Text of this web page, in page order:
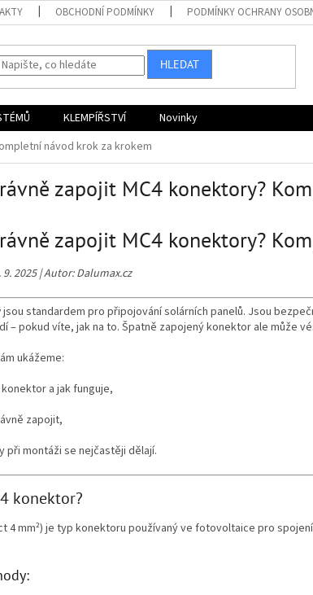
OBCHODNÍ PODMÍNKY PODMÍNKY OCHRANY
HLEDAT
KLEMPÍŘSTVÍ
Novinky
návod krok za krokem
zapojit MC4 konektory?
zapojit MC4 konektory?
2025 | Autor: Dalumax.cz
jsou standardem pro připojování solárních panelů. Jsou
– pokud víte, jak na to. Špatně zapojený konektor ale může
ukážeme:
konektor a jak funguje,
zapojit,
při montáži se nejčastěji dělají.
konektor?
4 mm²) je typ konektoru používaný ve fotovoltaice pro